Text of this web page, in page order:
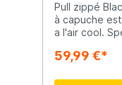
Pull zippé
à capuche
a l'air cool.
59,99 €*